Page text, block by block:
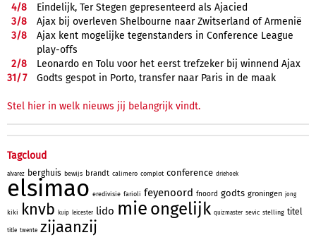
4/8
Eindelijk, Ter Stegen gepresenteerd als Ajacied
3/8
Ajax bij overleven Shelbourne naar Zwitserland of Armenië
3/8
Ajax kent mogelijke tegenstanders in Conference League
play-offs
2/8
Leonardo en Tolu voor het eerst trefzeker bij winnend Ajax
31/7 Godts gespot in Porto, transfer naar Paris in de maak
Stel hier in welk nieuws jij belangrijk vindt.
Tagcloud
alvarez berghuis bewijs brandt calimero complot conference driehoek
elsimao eredivisie farioli feyenoord fnoord godts groningen jong
kiki knvb kuip leicester lido mie ongelijk quizmaster sevic stelling titel
title twente zijaanzij